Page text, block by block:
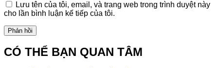
Lưu tên của tôi, email, và trang web trong trình duyệt này
cho lần bình luận kế tiếp của tôi.
CÓ THỂ BẠN QUAN TÂM